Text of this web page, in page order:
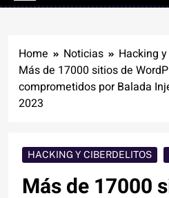
Home Noticias
Hacking
Más de 17000 sitios de
comprometidos por Balada
2023
HACKING Y CIBERDELITOS
Más de 17000